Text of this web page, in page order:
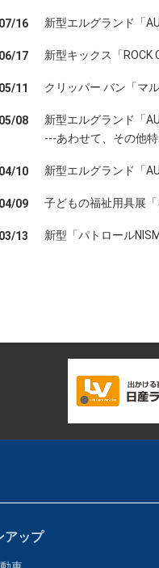
16 新型エルグランド「
17 新型キックス「ROCK
11 クリッパー バン「マ
08
新型エルグランド「
---あわせて、その他
10 新型エルグランド「
09 子どもの福祉用具展
13 新型「パトロール
アップ